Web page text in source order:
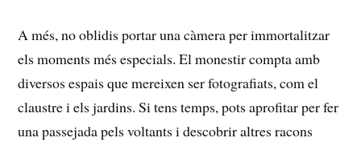
A més, no oblidis portar una càmera per immortalitzar
els moments ​més especials. El monestir compta amb
diversos espais que mereixen ser fotografiats, com​ el
claustre i ⁢els jardins.⁣ Si tens temps, pots aprofitar per fer
una passejada‌ pels voltants ​i descobrir altres racons